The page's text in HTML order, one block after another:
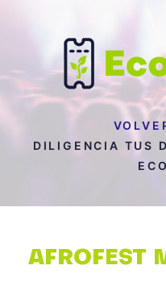
DILIGENCIA TUS
AFROFEST